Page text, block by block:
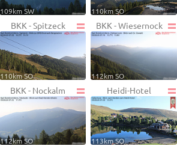
109km SW 110km SO
BKK - Spitzeck
110km SO
BKK - Wiesernock
112km SO
BKK - Nockalm
112km SO
Heidi-Hotel
113km SO